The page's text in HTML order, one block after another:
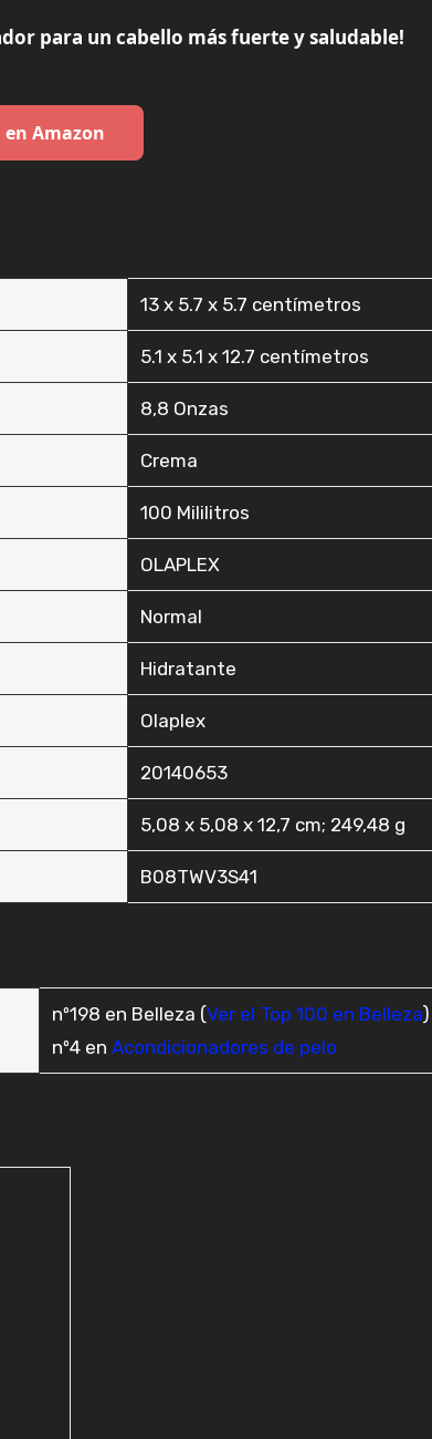
para un cabello más fuerte y saludable!
Amazon
‎13 x 5.7 x 5.7 centímetros
‎5.1 x 5.1 x 12.7 centímetros
‎8,8 Onzas
‎Crema
‎100 Mililitros
‎OLAPLEX
‎Normal
‎Hidratante
‎Olaplex
‎20140653
‎5,08 x 5,08 x 12,7 cm; 249,48 g
‎B08TWV3S41
nº198 en Belleza (Ver el Top 100 en Belleza)
nº4 enAcondicionadores de pelo